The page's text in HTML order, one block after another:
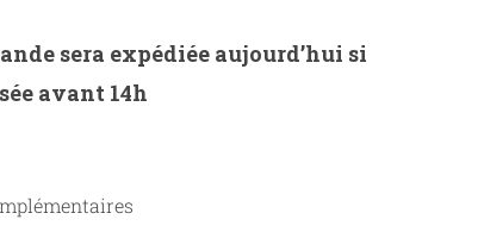
sera expédiée aujourd’hui si
avant 14h